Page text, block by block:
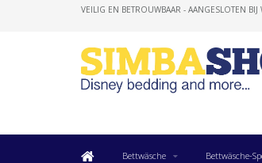
VEILIG EN BETROUWBAAR - AANGESLOTEN
Bettwäsche Bettwäsche-